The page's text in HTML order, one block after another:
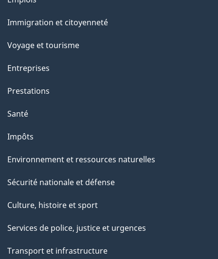
e
n
g
e
a
c
i
o
s
u
c
e
t
e
a
g
sujets
Immigration et citoyenneté
Voyage et tourisme
Entreprises
Prestations
Santé
Impôts
Environnement et ressources naturelles
Sécurité nationale et défense
Culture, histoire et sport
Services de police, justice et urgences
Transport et infrastructure